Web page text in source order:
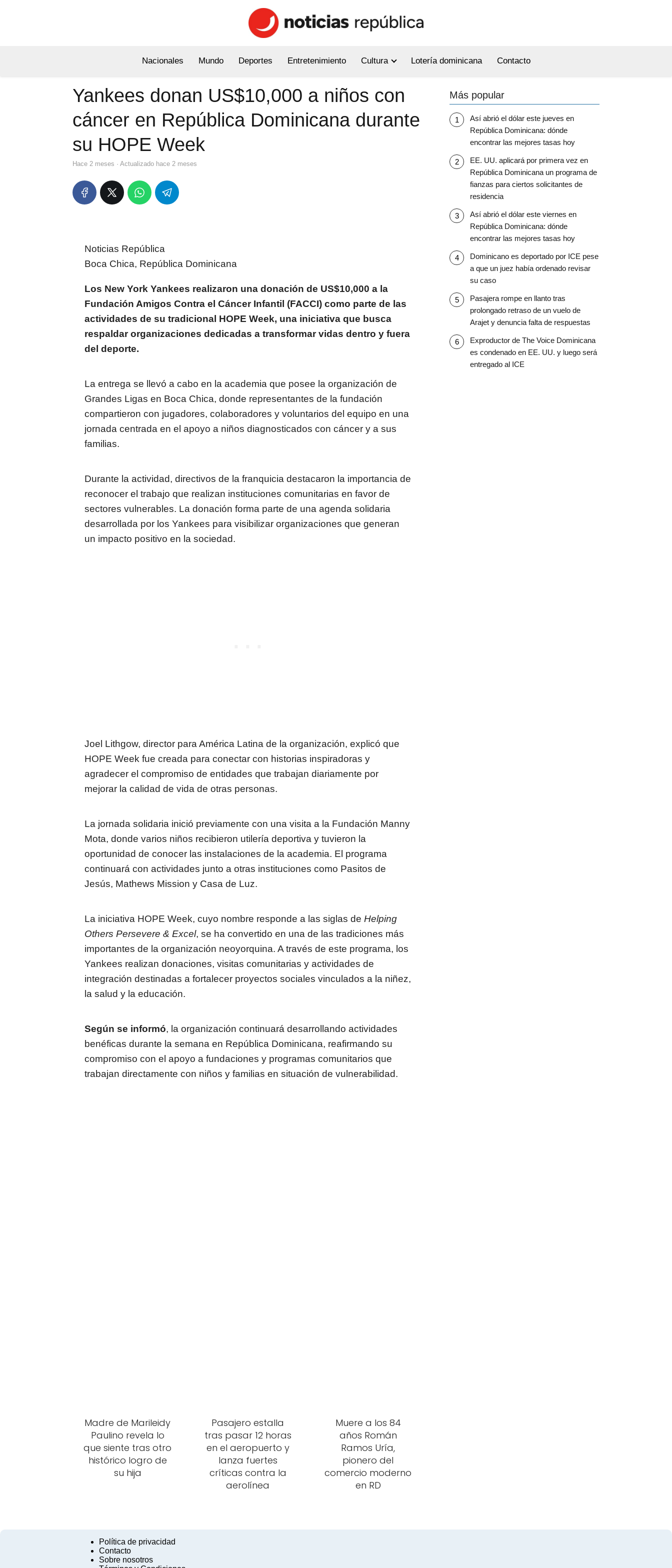
Nacionales Mundo Deportes Entretenimiento Cultura Lotería dominicana Contacto
Yankees donan US$10,000 a niños con
cáncer en República Dominicana durante
su HOPE Week
hace 2 meses · Actualizado hace 2 meses
Noticias República
Boca Chica, República Dominicana
Los New York Yankees realizaron una donación de US$10,000 a la
Fundación Amigos Contra el Cáncer Infantil (FACCI) como parte de las
actividades de su tradicional HOPE Week, una iniciativa que busca
respaldar organizaciones dedicadas a transformar vidas dentro y fuera
del deporte.
La entrega se llevó a cabo en la academia que posee la organización de
Grandes Ligas en Boca Chica, donde representantes de la fundación
compartieron con jugadores, colaboradores y voluntarios del equipo en una
jornada centrada en el apoyo a niños diagnosticados con cáncer y a sus
familias.
Durante la actividad, directivos de la franquicia destacaron la importancia de
reconocer el trabajo que realizan instituciones comunitarias en favor de
sectores vulnerables. La donación forma parte de una agenda solidaria
desarrollada por los Yankees para visibilizar organizaciones que generan
un impacto positivo en la sociedad.
Joel Lithgow, director para América Latina de la organización, explicó que
HOPE Week fue creada para conectar con historias inspiradoras y
agradecer el compromiso de entidades que trabajan diariamente por
mejorar la calidad de vida de otras personas.
La jornada solidaria inició previamente con una visita a la Fundación Manny
Mota, donde varios niños recibieron utilería deportiva y tuvieron la
oportunidad de conocer las instalaciones de la academia. El programa
continuará con actividades junto a otras instituciones como Pasitos de
Jesús, Mathews Mission y Casa de Luz.
La iniciativa HOPE Week, cuyo nombre responde a las siglas de Helping
Others Persevere & Excel, se ha convertido en una de las tradiciones más
importantes de la organización neoyorquina. A través de este programa, los
Yankees realizan donaciones, visitas comunitarias y actividades de
integración destinadas a fortalecer proyectos sociales vinculados a la niñez,
la salud y la educación.
Según se informó, la organización continuará desarrollando actividades
benéficas durante la semana en República Dominicana, reafirmando su
compromiso con el apoyo a fundaciones y programas comunitarios que
trabajan directamente con niños y familias en situación de vulnerabilidad.
Madre de Marileidy
Paulino revela lo
que siente tras otro
histórico logro de
su hija
Pasajero estalla
tras pasar 12 horas
en el aeropuerto y
lanza fuertes
críticas contra la
aerolínea
Muere a los 84
años Román
Ramos Uría,
pionero del
comercio moderno
en RD
Más popular
Así abrió el dólar este jueves en
República Dominicana: dónde
encontrar las mejores tasas hoy
EE. UU. aplicará por primera vez en
República Dominicana un programa de
fianzas para ciertos solicitantes de
residencia
Así abrió el dólar este viernes en
República Dominicana: dónde
encontrar las mejores tasas hoy
Dominicano es deportado por ICE pese
a que un juez había ordenado revisar
su caso
Pasajera rompe en llanto tras
prolongado retraso de un vuelo de
Arajet y denuncia falta de respuestas
Exproductor de The Voice Dominicana
es condenado en EE. UU. y luego será
entregado al ICE
Política de privacidad
Contacto
Sobre nosotros